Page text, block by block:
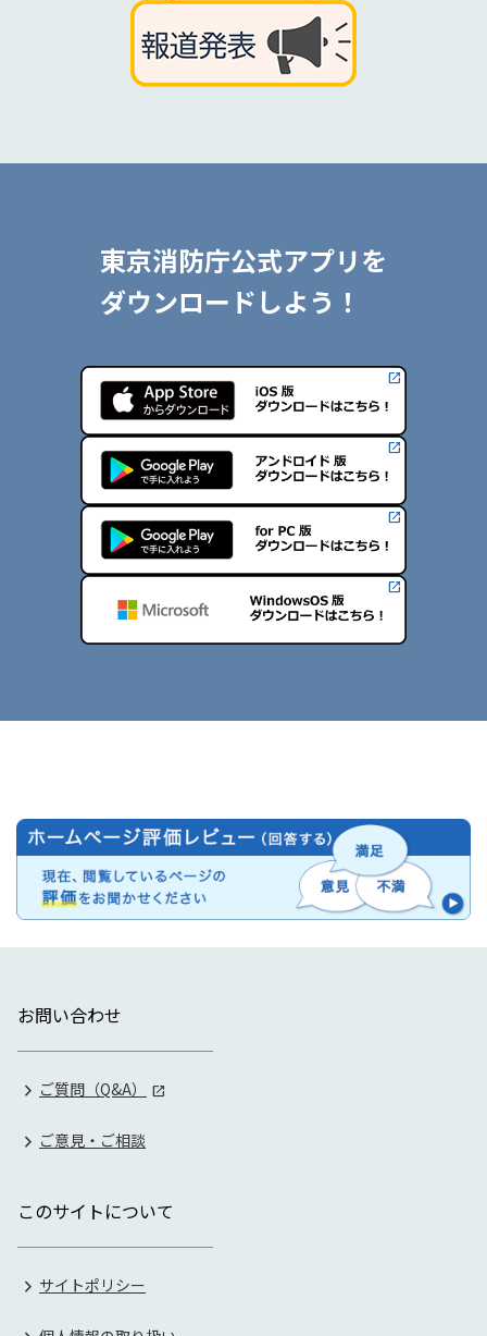
東京消防庁公式アプリを
ダウンロードしよう！
お問い合わせ
ご質問（Q&A）
ご意見・ご相談
このサイトについて
サイトポリシー